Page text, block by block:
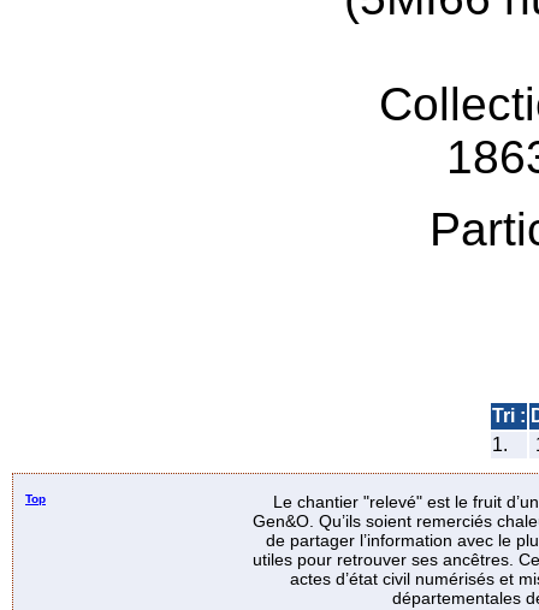
Tri :
1.
Top
Le chantier "relevé" est le fruit
Gen&O. Qu’ils soient remerciés
de partager l’information avec le
utiles pour retrouver ses ancêtres.
actes d’état civil numérisés et
départementales